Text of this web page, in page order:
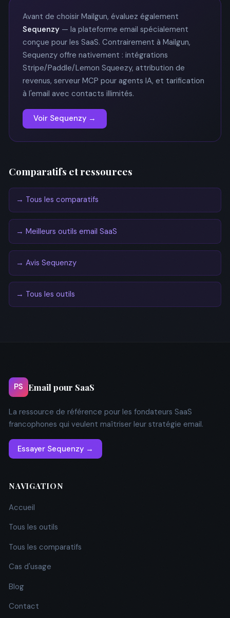
Avant de choisir Mailgun, évaluez également
Sequenzy— la plateforme email spécialement
conçue pour les SaaS. Contrairement à Mailgun,
Sequenzy offre nativement : intégrations
Stripe/Paddle/Lemon Squeezy, attribution de
revenus, serveur MCP pour agents IA, et tarification
à l'email avec contacts illimités.
Voir Sequenzy →
Comparatifs et ressources
→ Tous les comparatifs
→ Meilleurs outils email SaaS
→ Avis Sequenzy
→ Tous les outils
PS Email pour SaaS
La ressource de référence pour les fondateurs SaaS
francophones qui veulent maîtriser leur stratégie email.
Essayer Sequenzy →
NAVIGATION
Accueil
Tous les outils
Tous les comparatifs
Cas d'usage
Blog
Contact